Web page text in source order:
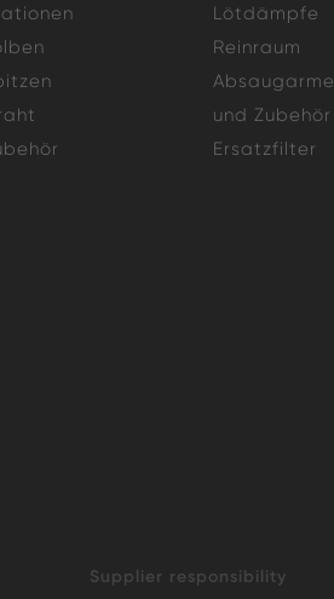
Lötdämpfe
Reinraum
und Zubehör
Ersatzfilter
Supplier responsibility